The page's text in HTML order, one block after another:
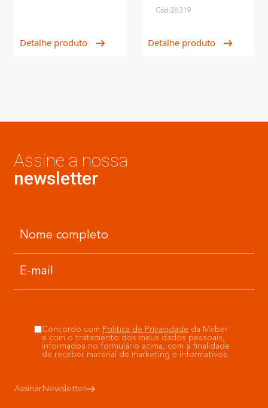
Detalhe produto
Cód:26319
Detalhe produto
Assine a nossa
newsletter
AssinarNewsletter
Concordo com Política de Privacidade da Meber
e com o tratamento dos meus dados pessoais,
informados no formulário acima, com a finalidade
de receber material de marketing e informativos.